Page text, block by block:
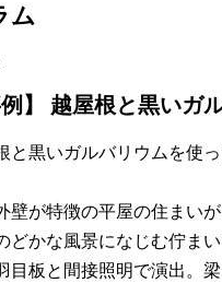
ム
例】 越屋根と黒いガ
と黒いガルバリウムを使
壁が特徴の平屋の住まい
どかな風景になじむ佇まい
目板と間接照明で演出。